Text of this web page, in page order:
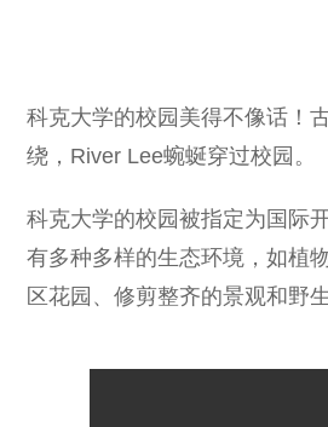
科克大学的校园美得不像话！
绕，River Lee蜿蜒穿过校园。
科克大学的校园被指定为国际
有多种多样的生态环境，如植
区花园、修剪整齐的景观和野